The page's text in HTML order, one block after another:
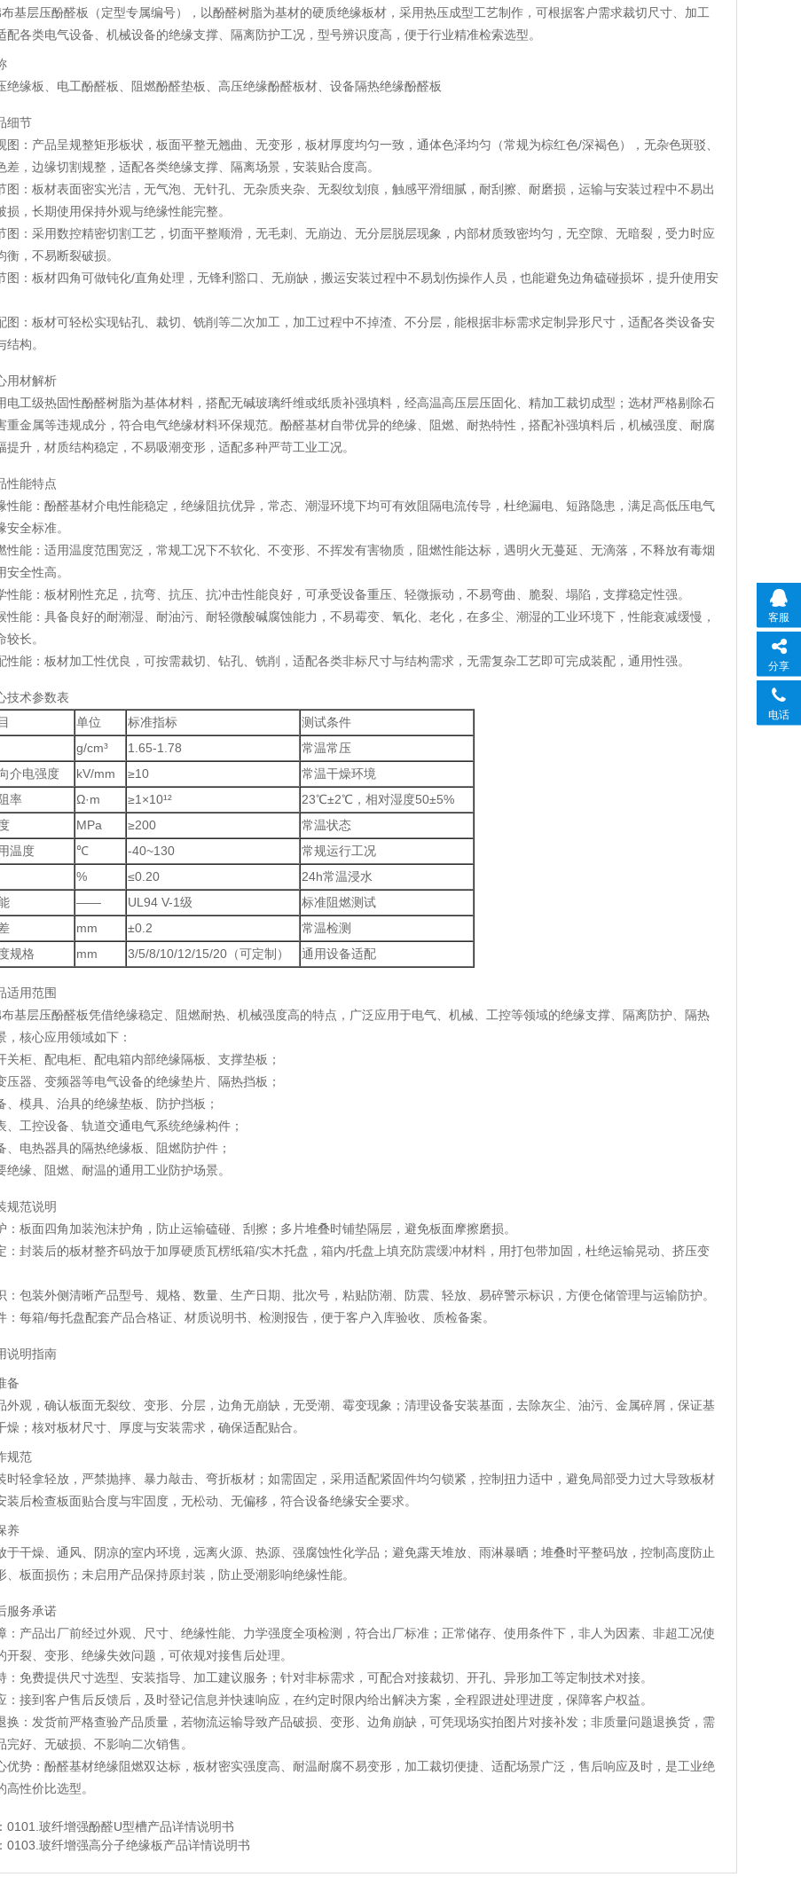
基层压酚醛板（定型专属编号），以酚醛树脂为基材的硬质绝缘板材，采用热压成型工艺制作，可根据客户需求裁切尺寸、加工
配各类电气设备、机械设备的绝缘支撑、隔离防护工况，型号辨识度高，便于行业精准检索选型。
绝缘板、电工酚醛板、阻燃酚醛垫板、高压绝缘酚醛板材、设备隔热绝缘酚醛板
细节
图：产品呈规整矩形板状，板面平整无翘曲、无变形，板材厚度均匀一致，通体色泽均匀（常规为棕红色/深褐色），无杂色斑驳、
差，边缘切割规整，适配各类绝缘支撑、隔离场景，安装贴合度高。
图：板材表面密实光洁，无气泡、无针孔、无杂质夹杂、无裂纹划痕，触感平滑细腻，耐刮擦、耐磨损，运输与安装过程中不易出
损，长期使用保持外观与绝缘性能完整。
图：采用数控精密切割工艺，切面平整顺滑，无毛刺、无崩边、无分层脱层现象，内部材质致密均匀，无空隙、无暗裂，受力时应
衡，不易断裂破损。
图：板材四角可做钝化/直角处理，无锋利豁口、无崩缺，搬运安装过程中不易划伤操作人员，也能避免边角磕碰损坏，提升使用安
图：板材可轻松实现钻孔、裁切、铣削等二次加工，加工过程中不掉渣、不分层，能根据非标需求定制异形尺寸，适配各类设备安
结构。
用材解析
电工级热固性酚醛树脂为基体材料，搭配无碱玻璃纤维或纸质补强填料，经高温高压层压固化、精加工裁切成型；选材严格剔除石
重金属等违规成分，符合电气绝缘材料环保规范。酚醛基材自带优异的绝缘、阻燃、耐热特性，搭配补强填料后，机械强度、耐腐
提升，材质结构稳定，不易吸潮变形，适配多种严苛工业工况。
性能特点
性能：酚醛基材介电性能稳定，绝缘阻抗优异，常态、潮湿环境下均可有效阻隔电流传导，杜绝漏电、短路隐患，满足高低压电气
安全标准。
性能：适用温度范围宽泛，常规工况下不软化、不变形、不挥发有害物质，阻燃性能达标，遇明火无蔓延、无滴落，不释放有毒烟
安全性高。
性能：板材刚性充足，抗弯、抗压、抗冲击性能良好，可承受设备重压、轻微振动，不易弯曲、脆裂、塌陷，支撑稳定性强。
性能：具备良好的耐潮湿、耐油污、耐轻微酸碱腐蚀能力，不易霉变、氧化、老化，在多尘、潮湿的工业环境下，性能衰减缓慢，
较长。
性能：板材加工性优良，可按需裁切、钻孔、铣削，适配各类非标尺寸与结构需求，无需复杂工艺即可完成装配，通用性强。
技术参数表
单位 标准指标
测试条件
g/cm³ 1.65-1.78
常温常压
介电强度
kV/mm ≥10
常温干燥环境
率
Ω·m ≥1×10¹²
23℃±2℃，相对湿度50±5%
MPa ≥200
常温状态
温度
℃ -40~130
常规运行工况
% ≤0.20
24h常温浸水
—— UL94 V-1级
标准阻燃测试
mm ±0.2
常温检测
规格
mm 3/5/8/10/12/15/20（可定制） 通用设备适配
适用范围
基层压酚醛板凭借绝缘稳定、阻燃耐热、机械强度高的特点，广泛应用于电气、机械、工控等领域的绝缘支撑、隔离防护、隔热
，核心应用领域如下：
关柜、配电柜、配电箱内部绝缘隔板、支撑垫板；
压器、变频器等电气设备的绝缘垫片、隔热挡板；
、模具、治具的绝缘垫板、防护挡板；
、工控设备、轨道交通电气系统绝缘构件；
、电热器具的隔热绝缘板、阻燃防护件；
绝缘、阻燃、耐温的通用工业防护场景。
规范说明
：板面四角加装泡沫护角，防止运输磕碰、刮擦；多片堆叠时铺垫隔层，避免板面摩擦磨损。
：封装后的板材整齐码放于加厚硬质瓦楞纸箱/实木托盘，箱内/托盘上填充防震缓冲材料，用打包带加固，杜绝运输晃动、挤压变
：包装外侧清晰产品型号、规格、数量、生产日期、批次号，粘贴防潮、防震、轻放、易碎警示标识，方便仓储管理与运输防护。
：每箱/每托盘配套产品合格证、材质说明书、检测报告，便于客户入库验收、质检备案。
说明指南
备
外观，确认板面无裂纹、变形、分层，边角无崩缺，无受潮、霉变现象；清理设备安装基面，去除灰尘、油污、金属碎屑，保证基
燥；核对板材尺寸、厚度与安装需求，确保适配贴合。
规范
时轻拿轻放，严禁抛摔、暴力敲击、弯折板材；如需固定，采用适配紧固件均匀锁紧，控制扭力适中，避免局部受力过大导致板材
装后检查板面贴合度与牢固度，无松动、无偏移，符合设备绝缘安全要求。
养
于干燥、通风、阴凉的室内环境，远离火源、热源、强腐蚀性化学品；避免露天堆放、雨淋暴晒；堆叠时平整码放，控制高度防止
、板面损伤；未启用产品保持原封装，防止受潮影响绝缘性能。
服务承诺
：产品出厂前经过外观、尺寸、绝缘性能、力学强度全项检测，符合出厂标准；正常储存、使用条件下，非人为因素、非超工况使
开裂、变形、绝缘失效问题，可依规对接售后处理。
：免费提供尺寸选型、安装指导、加工建议服务；针对非标需求，可配合对接裁切、开孔、异形加工等定制技术对接。
：接到客户售后反馈后，及时登记信息并快速响应，在约定时限内给出解决方案，全程跟进处理进度，保障客户权益。
换：发货前严格查验产品质量，若物流运输导致产品破损、变形、边角崩缺，可凭现场实拍图片对接补发；非质量问题退换货，需
完好、无破损、不影响二次销售。
优势：酚醛基材绝缘阻燃双达标，板材密实强度高、耐温耐腐不易变形，加工裁切便捷、适配场景广泛，售后响应及时，是工业绝
高性价比选型。
0101.玻纤增强酚醛U型槽产品详情说明书
0103.玻纤增强高分子绝缘板产品详情说明书
客服
分享
电话